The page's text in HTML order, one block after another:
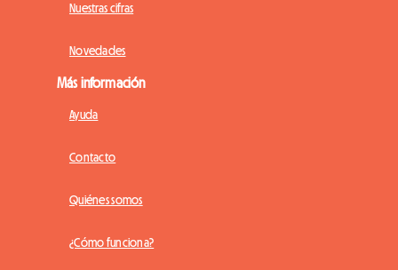
Nuestras cifras
Novedades
Más información
Ayuda
Contacto
Quiénes somos
¿Cómo funciona?